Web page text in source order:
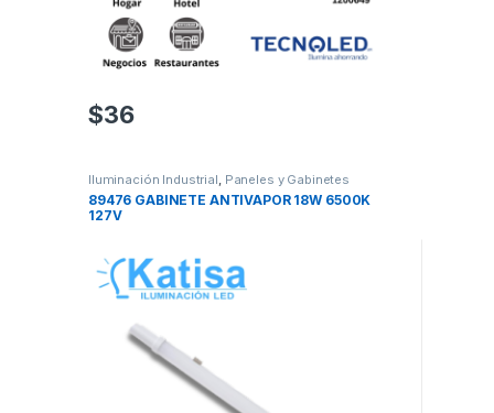
$36
Iluminación Industrial, Paneles y Gabinetes
89476 GABINETE ANTIVAPOR 18W 6500K
127V